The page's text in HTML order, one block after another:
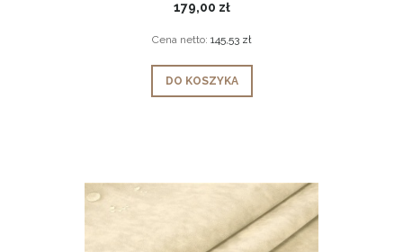
179,00 zł
Cena netto: 145,53 zł
DO KOSZYKA